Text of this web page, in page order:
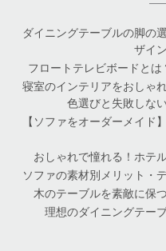
ダイニングテーブルの脚の
ザイ
フロートテレビボードと
寝室のインテリアをおしゃ
色選びと失敗しな
【ソファをオーダーメイド
おしゃれで憧れる！ホテ
ソファの素材別メリット・
木のテーブルを素敵に保
理想のダイニングテー